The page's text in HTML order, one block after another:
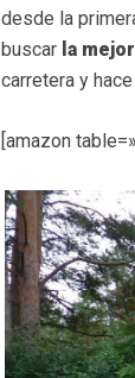
desde la
buscar la
carretera y
[amazon